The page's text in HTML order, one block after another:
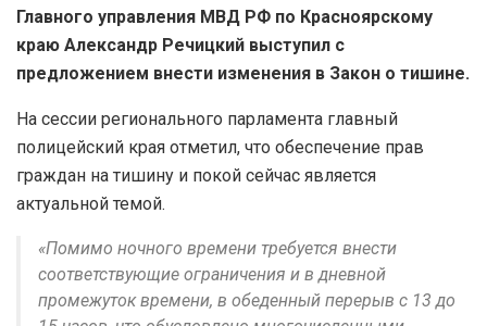
Главного управления МВД РФ по Красноярскому
краю Александр Речицкий выступил с
предложением внести изменения в Закон о тишине.
На сессии регионального парламента главный
полицейский края отметил, что обеспечение прав
граждан на тишину и покой сейчас является
актуальной темой.
«Помимо ночного времени требуется внести
соответствующие ограничения и в дневной
промежуток времени, в обеденный перерыв с 13 до